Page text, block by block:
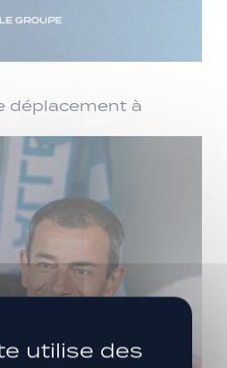
déplacement à
utilise des